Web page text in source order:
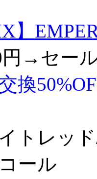
】
円→セー
換
トレッ
ール